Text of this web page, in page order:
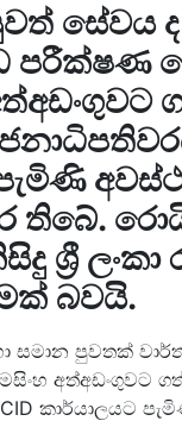
සේවය
පරීක්ෂණ
තිබේ.
ශ්‍රී
බවයි.
සමාන පුවතක්
අත්අඩංගුවට
කාර්යාලයට